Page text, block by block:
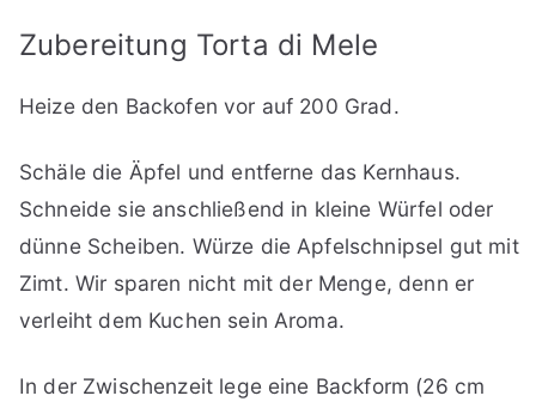
Zubereitung Torta di Mele
Heize den Backofen vor auf 200 Grad.
Schäle die Äpfel und entferne das Kernhaus.
Schneide sie anschließend in kleine Würfel oder
dünne Scheiben. Würze die Apfelschnipsel gut mit
Zimt. Wir sparen nicht mit der Menge, denn er
verleiht dem Kuchen sein Aroma.
In der Zwischenzeit lege eine Backform (26 cm